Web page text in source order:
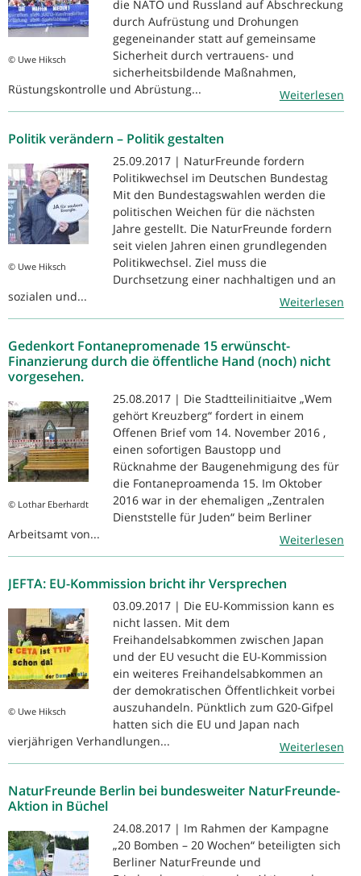
© Uwe Hiksch
die NATO und Russland auf Abschreckung
durch Aufrüstung und Drohungen
gegeneinander statt auf gemeinsame
Sicherheit durch vertrauens- und
sicherheitsbildende Maßnahmen,
Rüstungskontrolle und Abrüstung...
Weiterlesen
Politik verändern – Politik gestalten
© Uwe Hiksch
25.09.2017 | NaturFreunde fordern
Politikwechsel im Deutschen Bundestag
Mit den Bundestagswahlen werden die
politischen Weichen für die nächsten
Jahre gestellt. Die NaturFreunde fordern
seit vielen Jahren einen grundlegenden
Politikwechsel. Ziel muss die
Durchsetzung einer nachhaltigen und an
sozialen und...
Weiterlesen
Gedenkort Fontanepromenade 15 erwünscht-
Finanzierung durch die öffentliche Hand (noch) nicht
vorgesehen.
© Lothar Eberhardt
25.08.2017 | Die Stadtteilinitiaitve „Wem
gehört Kreuzberg“ fordert in einem
Offenen Brief vom 14. November 2016 ,
einen sofortigen Baustopp und
Rücknahme der Baugenehmigung des für
die Fontaneproamenda 15. Im Oktober
2016 war in der ehemaligen „Zentralen
Dienststelle für Juden“ beim Berliner
Arbeitsamt von...
Weiterlesen
JEFTA: EU-Kommission bricht ihr Versprechen
© Uwe Hiksch
03.09.2017 | Die EU-Kommission kann es
nicht lassen. Mit dem
Freihandelsabkommen zwischen Japan
und der EU vesucht die EU-Kommission
ein weiteres Freihandelsabkommen an
der demokratischen Öffentlichkeit vorbei
auszuhandeln. Pünktlich zum G20-Gifpel
hatten sich die EU und Japan nach
vierjährigen Verhandlungen...
Weiterlesen
NaturFreunde Berlin bei bundesweiter NaturFreunde-
Aktion in Büchel
24.08.2017 | Im Rahmen der Kampagne
„20 Bomben – 20 Wochen“ beteiligten sich
Berliner NaturFreunde und